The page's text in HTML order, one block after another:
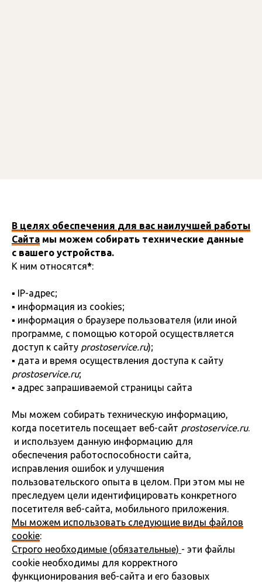
В целях обеспечения для вас наилучшей работы
Сайта мы можем собирать технические данные
с вашего устройства.
К ним относятся*:
▪ IP-адрес;
▪ информация из cookies;
▪ информация о браузере пользователя (или иной
программе, с помощью которой осуществляется
доступ к сайту prostoservice.ru);
▪ дата и время осуществления доступа к сайту
prostoservice.ru;
▪ адрес запрашиваемой страницы сайта
Мы можем собирать техническую информацию,
когда посетитель посещает веб-сайт prostoservice.ru.
и используем данную информацию для
обеспечения работоспособности сайта,
исправления ошибок и улучшения
пользовательского опыта в целом. При этом мы не
преследуем цели идентифицировать конкретного
посетителя веб-сайта, мобильного приложения.
Мы можем использовать следующие виды файлов
cookie:
Строго необходимые (обязательные) - эти файлы
cookie необходимы для корректного
функционирования веб-сайта и его базовых